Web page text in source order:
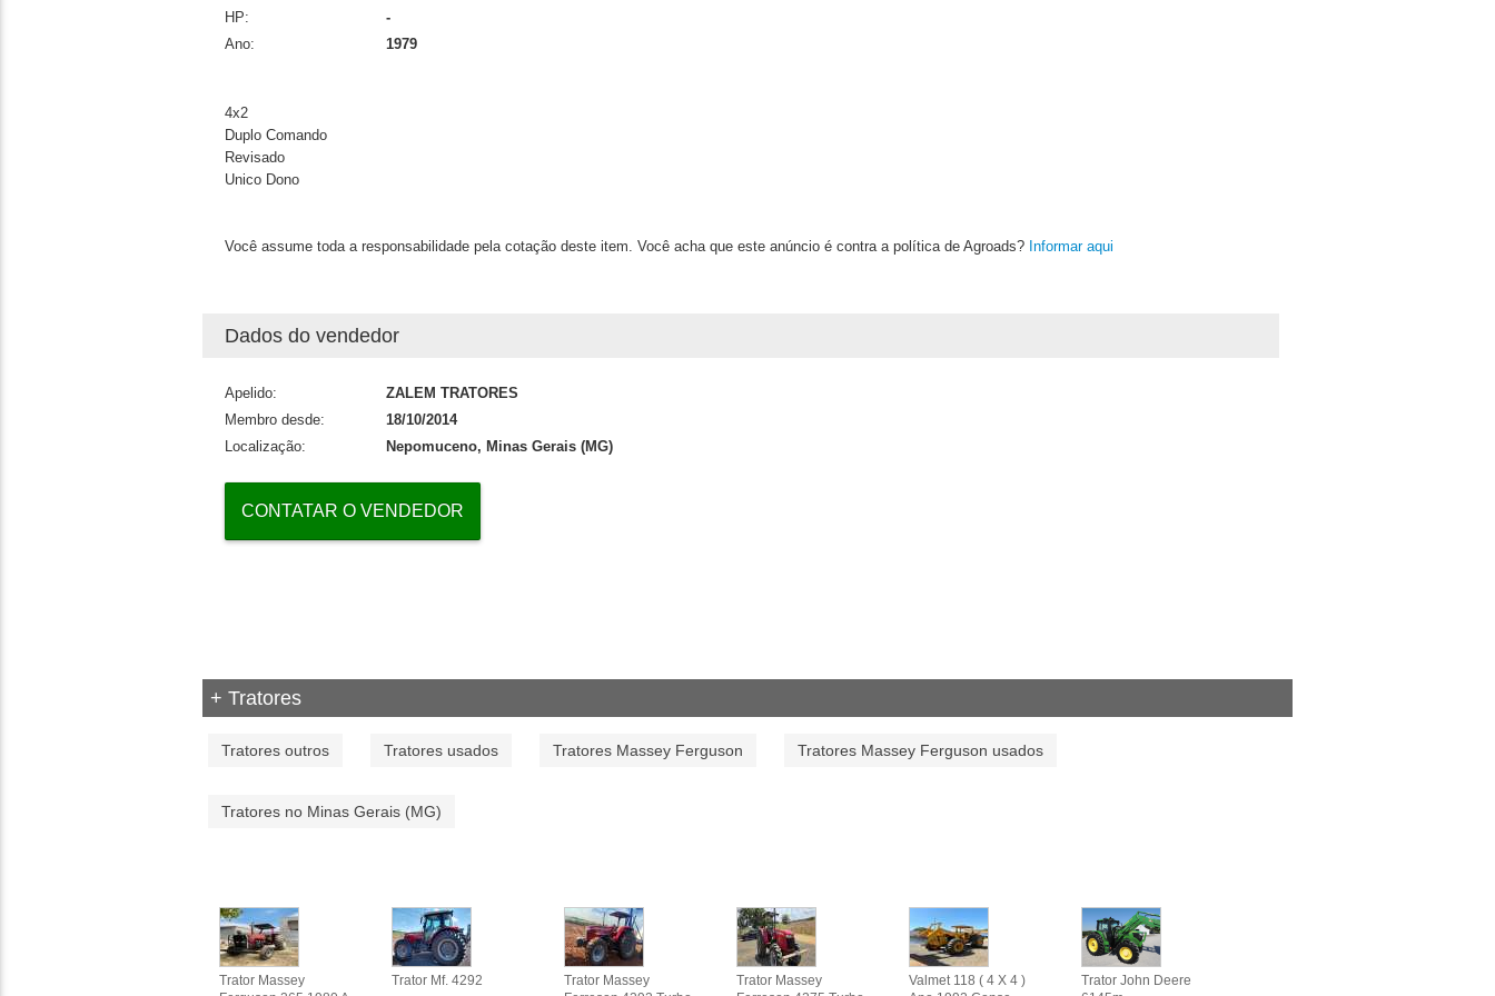
HP:
-
Ano:
1979
4x2
Duplo Comando
Revisado
Unico Dono
Você assume toda a responsabilidade pela cotação deste item. Você acha que este anúncio é contra a política de Agroads? Informar aqui
Dados do vendedor
Apelido:
ZALEM TRATORES
Membro desde:
18/10/2014
Localização:
Nepomuceno, Minas Gerais (MG)
CONTATAR O VENDEDOR
+ Tratores
Tratores outros Tratores usados Tratores Massey Ferguson Tratores Massey Ferguson usados
Tratores no Minas Gerais (MG)
Trator Massey
Trator Mf. 4292
Trator Massey
Trator Massey
Valmet 118 ( 4 X 4 )
Trator John Deere